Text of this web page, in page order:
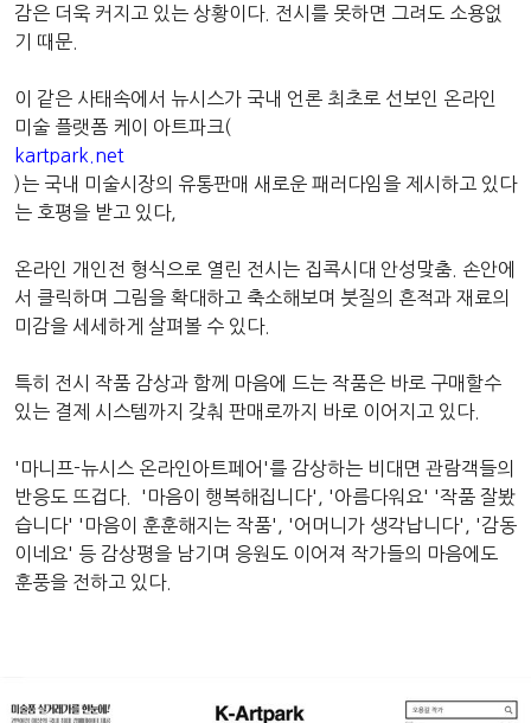
감은 더욱 커지고 있는 상황이다. 전시를 못하면 그려도 소용없
기 때문.
이 같은 사태속에서 뉴시스가 국내 언론 최초로 선보인 온라인
미술 플랫폼 케이 아트파크(
kartpark.net
)는 국내 미술시장의 유통판매 새로운 패러다임을 제시하고 있다
는 호평을 받고 있다,
온라인 개인전 형식으로 열린 전시는 집콕시대 안성맞춤. 손안에
서 클릭하며 그림을 확대하고 축소해보며 붓질의 흔적과 재료의
미감을 세세하게 살펴볼 수 있다.
특히 전시 작품 감상과 함께 마음에 드는 작품은 바로 구매할수
있는 결제 시스템까지 갖춰 판매로까지 바로 이어지고 있다.
'마니프-뉴시스 온라인아트페어'를 감상하는 비대면 관람객들의
반응도 뜨겁다. '마음이 행복해집니다', '아름다워요' '작품 잘봤
습니다' '마음이 훈훈해지는 작품', '어머니가 생각납니다', '감동
이네요' 등 감상평을 남기며 응원도 이어져 작가들의 마음에도
훈풍을 전하고 있다.